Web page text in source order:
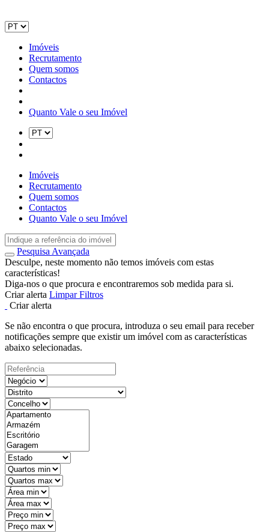
Imóveis
Recrutamento
Quem somos
Contactos
Quanto Vale o seu Imóvel
Imóveis
Recrutamento
Quem somos
Contactos
Quanto Vale o seu Imóvel
Pesquisa Avançada
Desculpe, neste momento não temos imóveis com estas
características!
Diga-nos o que procura e encontraremos sob medida para si.
Criar alerta Limpar Filtros
Criar alerta
Se não encontra o que procura, introduza o seu email para receber
notificações sempre que existir um imóvel com as características
abaixo selecionadas.